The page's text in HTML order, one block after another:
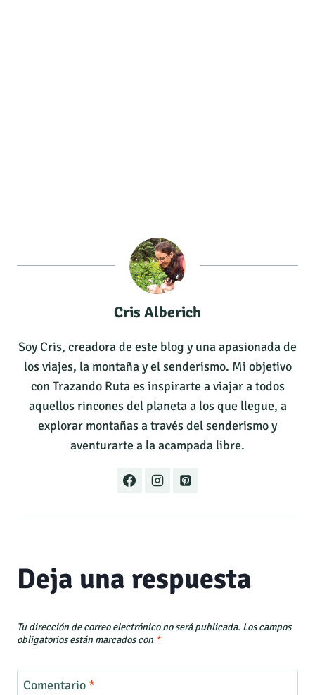
Cris Alberich
Soy Cris, creadora de este blog y una apasionada de
los viajes, la montaña y el senderismo. Mi objetivo
con Trazando Ruta es inspirarte a viajar a todos
aquellos rincones del planeta a los que llegue, a
explorar montañas a través del senderismo y
aventurarte a la acampada libre.
Deja una respuesta
Tu dirección de correo electrónico no será publicada. Los campos
obligatorios están marcados con *
Comentario *